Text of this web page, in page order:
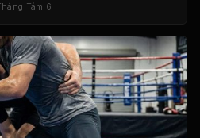
Tám 6